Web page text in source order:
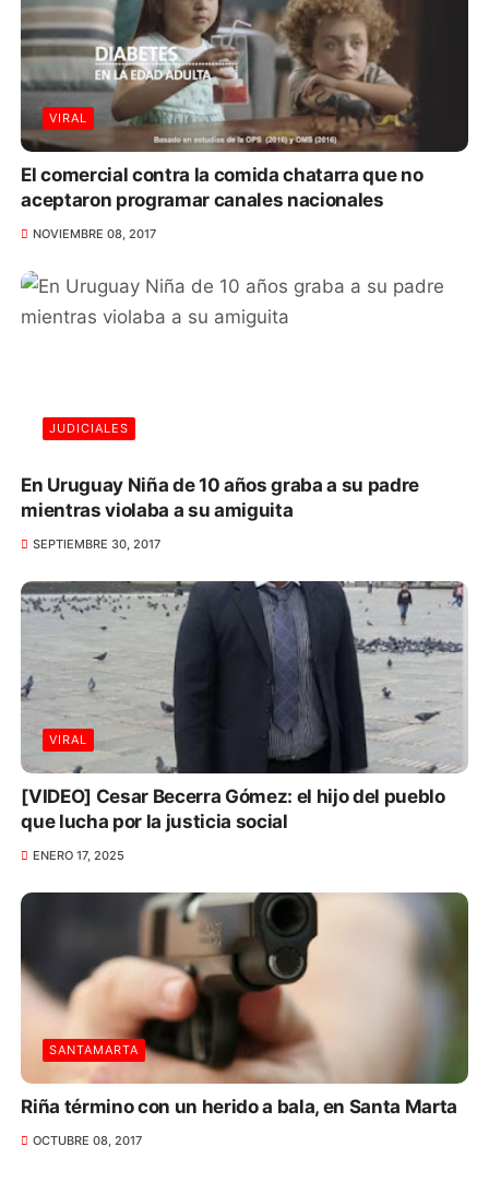
VIRAL
El comercial contra la comida chatarra que no
aceptaron programar canales nacionales
NOVIEMBRE 08, 2017
JUDICIALES
En Uruguay Niña de 10 años graba a su padre
mientras violaba a su amiguita
SEPTIEMBRE 30, 2017
VIRAL
[VIDEO] Cesar Becerra Gómez: el hijo del pueblo
que lucha por la justicia social
ENERO 17, 2025
SANTAMARTA
Riña término con un herido a bala, en Santa Marta
OCTUBRE 08, 2017